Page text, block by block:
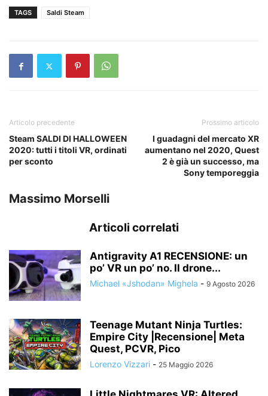
TAGS Saldi Steam
Articolo precedente
Steam SALDI DI HALLOWEEN
2020: tutti i titoli VR, ordinati
per sconto
Prossimo articolo
I guadagni del mercato XR
aumentano nel 2020, Quest
2 è già un successo, ma
Sony temporeggia
Massimo Morselli
Articoli correlati
Antigravity A1 RECENSIONE: un
po’ VR un po’ no. Il drone...
Michael «Jshodan» Mighela - 9 Agosto 2026
Teenage Mutant Ninja Turtles:
Empire City |Recensione| Meta
Quest, PCVR, Pico
Lorenzo Vizzari - 25 Maggio 2026